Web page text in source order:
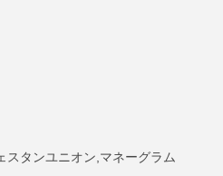
スタンユニオン,マネーグラム